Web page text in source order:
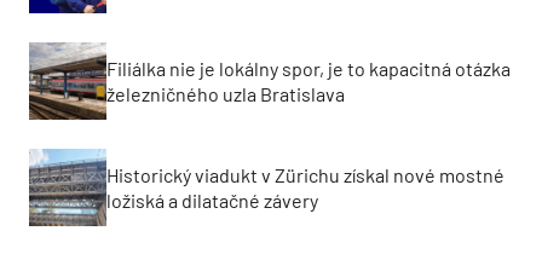
Filiálka nie je lokálny spor, je to kapacitná otázka
železničného uzla Bratislava
Historický viadukt v Zürichu získal nové mostné
ložiská a dilatačné závery